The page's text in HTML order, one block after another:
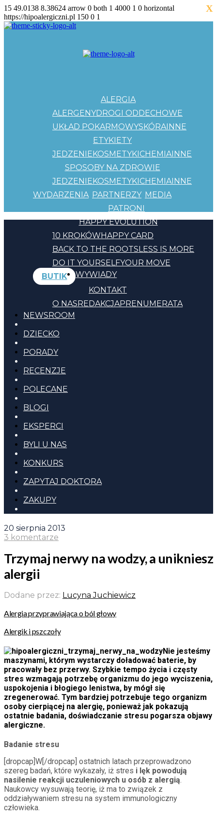
15 49.0138 8.38624 arrow 0 both 1 4000 1 0 horizontal
https://hipoalergiczni.pl 150 0 1
ALERGIA
ALERGENYDROGI ODDECHOWE
UKŁAD POKARMOWYSKÓRAINNE
ETYKIETY
JEDZENIEKOSMETYKICHEMIAINNE
SPOSOBY NA ZDROWIE
JEDZENIEKOSMETYKICHEMIAINNE
WYDARZENIA PARTNERZY
PATRONI
MEDIA
HAPPY EVOLUTION
10 KROKÓWHAPPY CARD
BACK TO THE ROOTSLESS IS MORE
DO IT YOURSELFYOUR MOVE
BUTIK
KONTAKT
O NASREDAKCJAPRENUMERATA
WYWIADY
NEWSROOM
DZIECKO
PORADY
RECENZJE
POLECANE
BLOGI
EKSPERCI
BYLI U NAS
KONKURS
ZAPYTAJ DOKTORA
ZAKUPY
20 sierpnia 2013
3 komentarze
Trzymaj nerwy na wodzy, a unikniesz
alergii
Dodane przez: Lucyna Juchiewicz
Alergia przyprawiająca o ból głowy
Alergik i pszczoły
Nie jesteśmy
maszynami, którym wystarczy doładować baterie, by
pracowały bez przerwy. Szybkie tempo życia i częsty
stres wzmagają potrzebę organizmu do jego wyciszenia,
uspokojenia i błogiego lenistwa, by mógł się
zregenerować. Tym bardziej potrzebuje tego organizm
osoby cierpiącej na alergię, ponieważ jak pokazują
ostatnie badania, doświadczanie stresu pogarsza objawy
alergiczne.
Badanie stresu
[dropcap]W[/dropcap] ostatnich latach przeprowadzono
szereg badań, które wykazały, iż stres i lęk powodują
nasilenie reakcji uczuleniowych u osób z alergią.
Naukowcy wysuwają teorię, iż ma to związek z
oddziaływaniem stresu na system immunologiczny
człowieka.
X